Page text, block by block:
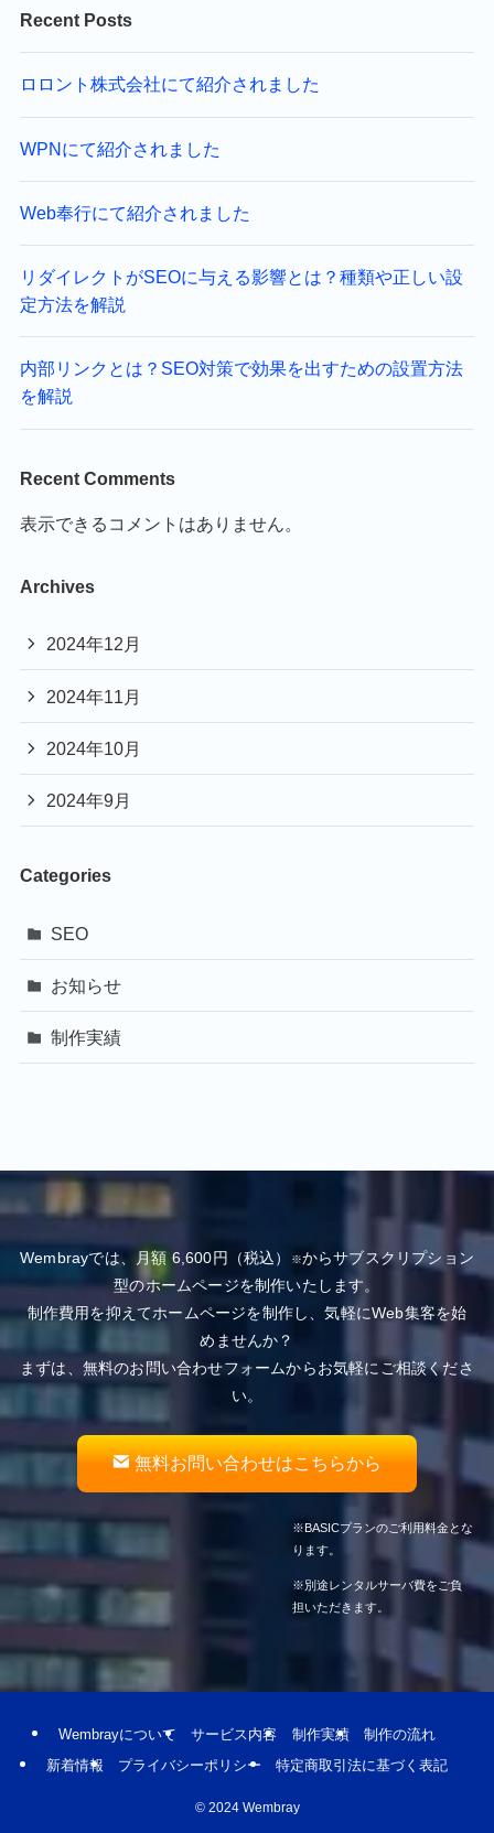
Recent Posts
ロロント株式会社にて紹介されました
WPNにて紹介されました
Web奉行にて紹介されました
リダイレクトがSEOに与える影響とは？種類や正しい設
定方法を解説
内部リンクとは？SEO対策で効果を出すための設置方法
を解説
Recent Comments
表示できるコメントはありません。
Archives
2024年12月
2024年11月
2024年10月
2024年9月
Categories
SEO
お知らせ
制作実績
Wembrayでは、月額 6,600円（税込） ※からサブスクリプション
型のホームページを制作いたします。
制作費用を抑えてホームページを制作し、気軽にWeb集客を始
めませんか？
まずは、無料のお問い合わせフォームからお気軽にご相談くださ
い。
無料お問い合わせはこちらから
※BASICプランのご利用料金とな
ります。
※別途レンタルサーバ費をご負
担いただきます。
Wembrayについて サービス内容 制作実績
制作の流れ
新着情報
プライバシーポリシー 特定商取引法に基づく表記
©2024 Wembray